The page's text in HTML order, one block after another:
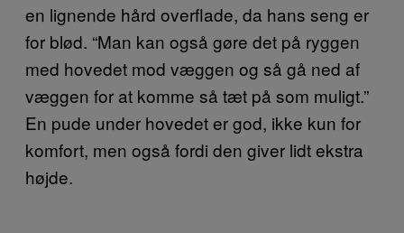
en lignende hård overflade, da hans seng er
for blød. “Man kan også gøre det på ryggen
med hovedet mod væggen og så gå ned af
væggen for at komme så tæt på som muligt.”
En pude under hovedet er god, ikke kun for
komfort, men også fordi den giver lidt ekstra
højde.